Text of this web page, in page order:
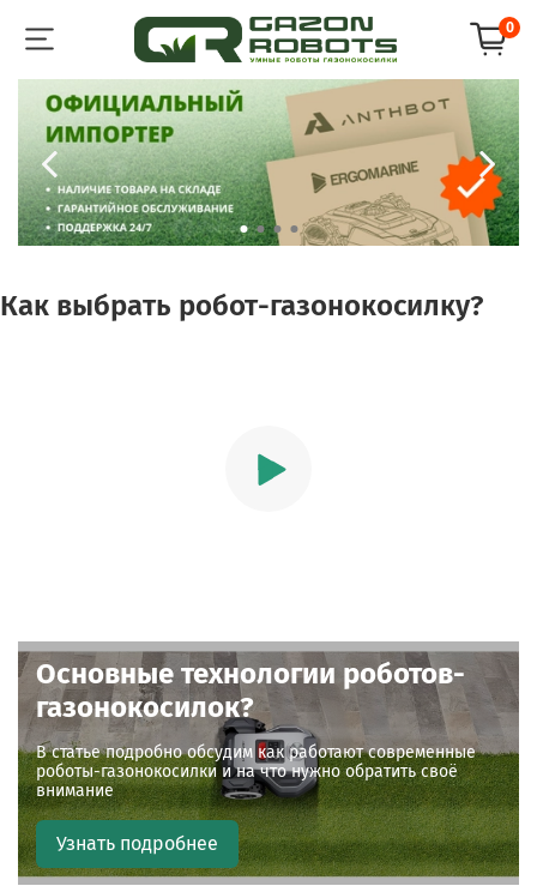
0
Как выбрать робот-газонокосилку?
Основные технологии роботов-
газонокосилок?
В статье подробно обсудим как работают современные
роботы-газонокосилки и на что нужно обратить своё
внимание
Узнать подробнее